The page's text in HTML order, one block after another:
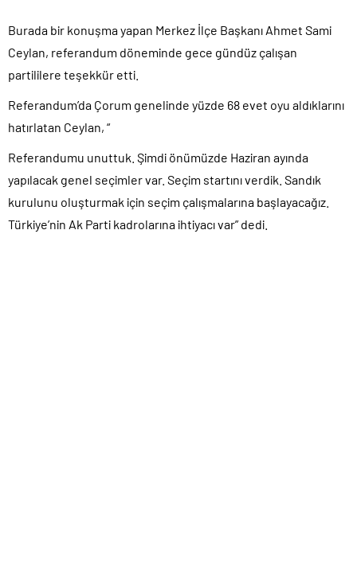
Burada bir konuşma yapan Merkez İlçe Başkanı Ahmet Sami
Ceylan, referandum döneminde gece gündüz çalışan
partililere teşekkür etti.
Referandum’da Çorum genelinde yüzde 68 evet oyu aldıklarını
hatırlatan Ceylan, “
Referandumu unuttuk. Şimdi önümüzde Haziran ayında
yapılacak genel seçimler var. Seçim startını verdik. Sandık
kurulunu oluşturmak için seçim çalışmalarına başlayacağız.
Türkiye’nin Ak Parti kadrolarına ihtiyacı var” dedi.